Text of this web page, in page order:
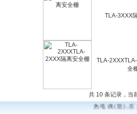
TLA-3XXX
TLA-
全
共 10 条记录，
热电偶(阻),